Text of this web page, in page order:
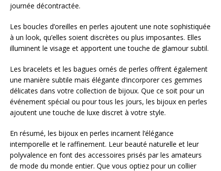
journée décontractée.
Les boucles d’oreilles en perles ajoutent une note sophistiquée
à un look, qu’elles soient discrètes ou plus imposantes. Elles
illuminent le visage et apportent une touche de glamour subtil.
Les bracelets et les bagues ornés de perles offrent également
une manière subtile mais élégante d’incorporer ces gemmes
délicates dans votre collection de bijoux. Que ce soit pour un
événement spécial ou pour tous les jours, les bijoux en perles
ajoutent une touche de luxe discret à votre style.
En résumé, les bijoux en perles incarnent l’élégance
intemporelle et le raffinement. Leur beauté naturelle et leur
polyvalence en font des accessoires prisés par les amateurs
de mode du monde entier. Que vous optiez pour un collier